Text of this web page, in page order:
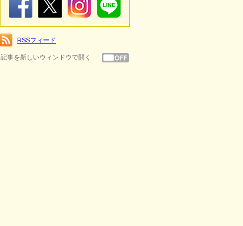
RSSフィード
記事を新しいウィンドウで開く